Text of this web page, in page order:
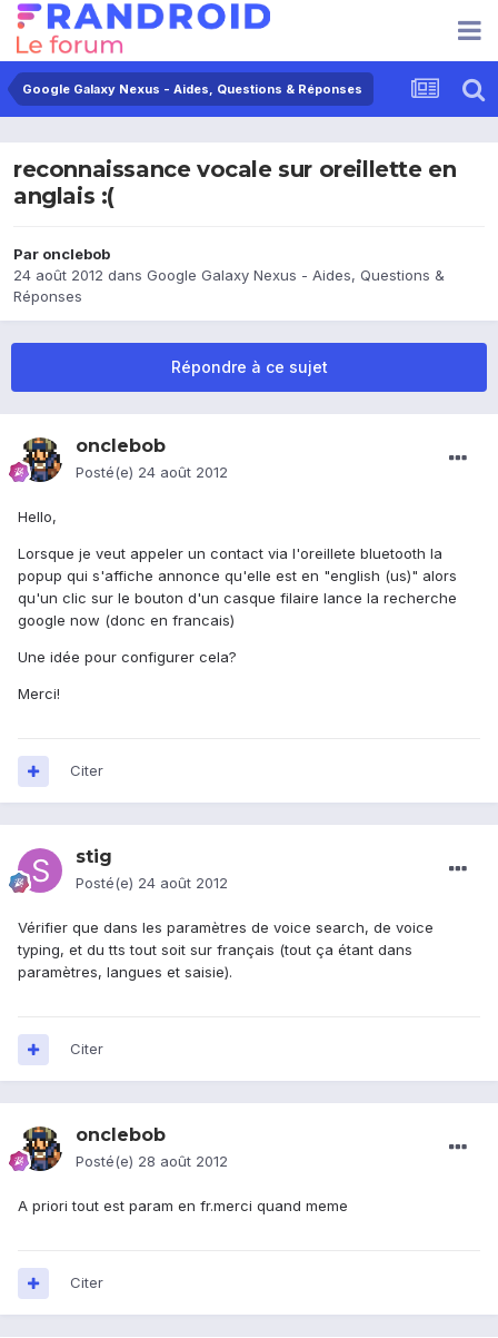
Google Galaxy Nexus - Aides, Questions & Réponses
reconnaissance vocale sur oreillette en
anglais :(
Par onclebob
24 août 2012 dans Google Galaxy Nexus - Aides, Questions &
Réponses
Répondre à ce sujet
onclebob
Posté(e) 24 août 2012
Hello,
Lorsque je veut appeler un contact via l'oreillete bluetooth la
popup qui s'affiche annonce qu'elle est en "english (us)" alors
qu'un clic sur le bouton d'un casque filaire lance la recherche
google now (donc en francais)
Une idée pour configurer cela?
Merci!
Citer
stig
Posté(e) 24 août 2012
Vérifier que dans les paramètres de voice search, de voice
typing, et du tts tout soit sur français (tout ça étant dans
paramètres, langues et saisie).
Citer
onclebob
Posté(e) 28 août 2012
A priori tout est param en fr.merci quand meme
Citer